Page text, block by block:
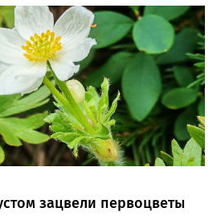
зацвели первоцветы